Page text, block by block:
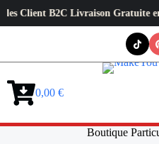
B2C Livraison Gratuite en
Panier0,00 €
Boutique